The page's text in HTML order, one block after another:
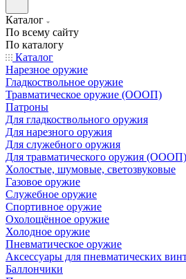
Каталог
По всему сайту
По каталогу
Каталог
Нарезное оружие
Гладкоствольное оружие
Травматическое оружие (ОООП)
Патроны
Для гладкоствольного оружия
Для нарезного оружия
Для служебного оружия
Для травматического оружия (ОООП)
Холостые, шумовые, светозвуковые
Газовое оружие
Служебное оружие
Спортивное оружие
Охолощённое оружие
Холодное оружие
Пневматическое оружие
Аксессуары для пневматических
Баллончики